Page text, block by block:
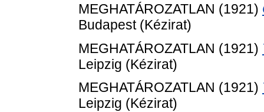
MEGHATÁROZATLAN (1921)
Budapest (Kézirat)
MEGHATÁROZATLAN (1921)
Leipzig (Kézirat)
MEGHATÁROZATLAN (1921)
Leipzig (Kézirat)